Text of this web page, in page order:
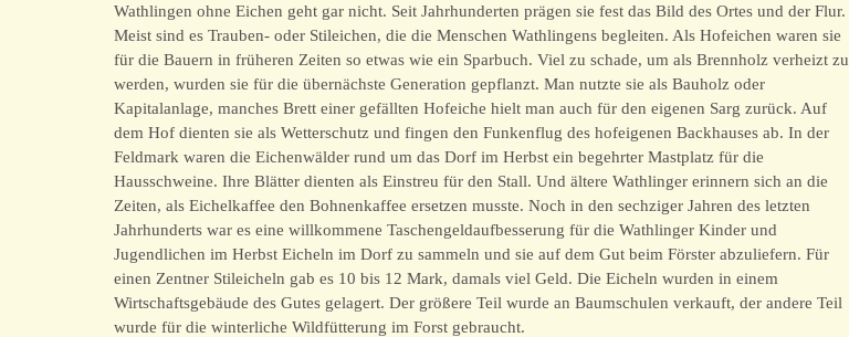
Wathlingen ohne Eichen geht gar nicht. Seit Jahrhunderten prägen sie fest das Bild des Ortes und der Flur.
Meist sind es Trauben- oder Stileichen, die die Menschen Wathlingens begleiten. Als Hofeichen waren sie
für die Bauern in früheren Zeiten so etwas wie ein Sparbuch. Viel zu schade, um als Brennholz verheizt zu
werden, wurden sie für die übernächste Generation gepflanzt. Man nutzte sie als Bauholz oder
Kapitalanlage, manches Brett einer gefällten Hofeiche hielt man auch für den eigenen Sarg zurück. Auf
dem Hof dienten sie als Wetterschutz und fingen den Funkenflug des hofeigenen Backhauses ab. In der
Feldmark waren die Eichenwälder rund um das Dorf im Herbst ein begehrter Mastplatz für die
Hausschweine. Ihre Blätter dienten als Einstreu für den Stall. Und ältere Wathlinger erinnern sich an die
Zeiten, als Eichelkaffee den Bohnenkaffee ersetzen musste. Noch in den sechziger Jahren des letzten
Jahrhunderts war es eine willkommene Taschengeldaufbesserung für die Wathlinger Kinder und
Jugendlichen im Herbst Eicheln im Dorf zu sammeln und sie auf dem Gut beim Förster abzuliefern. Für
einen Zentner Stileicheln gab es 10 bis 12 Mark, damals viel Geld. Die Eicheln wurden in einem
Wirtschaftsgebäude des Gutes gelagert. Der größere Teil wurde an Baumschulen verkauft, der andere Teil
wurde für die winterliche Wildfütterung im Forst gebraucht.